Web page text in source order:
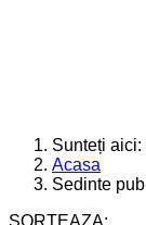
Sunteți aici:
Acasa
Sedinte
SORTEAZA: